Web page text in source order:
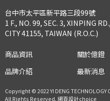
台中市太平區新平路三段99號
1 F., NO. 99, SEC. 3, XINPING
CITY 41155, TAIWAN (R.O.C.)
商品資訊
品牌介紹
關於億鐙
最新消息
Copyright © 2022 YI DENG TECHNOLOGY
All Rights Reserved.網頁設計choice